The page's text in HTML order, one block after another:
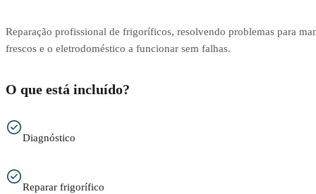
Reparação profissional de frigoríficos, resolvendo problemas para
frescos e o eletrodoméstico a funcionar sem falhas.
O que está incluído?
Diagnóstico
Reparar frigorífico